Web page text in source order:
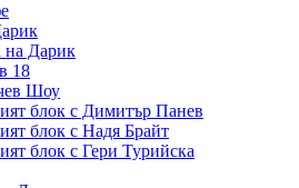
на Дарик
18
Шоу
блок с Димитър Панев
блок с Надя Брайт
блок с Гери Турийска